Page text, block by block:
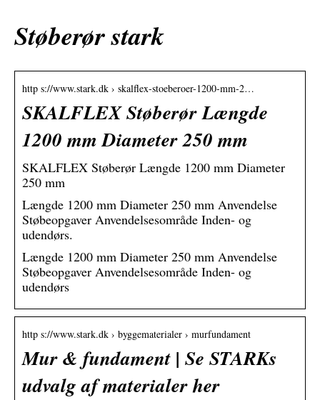
Støberør stark
http s://www.stark.dk › skalflex-stoeberoer-1200-mm-2…
SKALFLEX Støberør Længde
1200 mm Diameter 250 mm
SKALFLEX Støberør Længde 1200 mm Diameter
250 mm
Længde 1200 mm Diameter 250 mm Anvendelse
Støbeopgaver Anvendelsesområde Inden- og
udendørs.
Længde 1200 mm Diameter 250 mm Anvendelse
Støbeopgaver Anvendelsesområde Inden- og
udendørs
http s://www.stark.dk › byggematerialer › murfundament
Mur & fundament | Se STARKs
udvalg af materialer her